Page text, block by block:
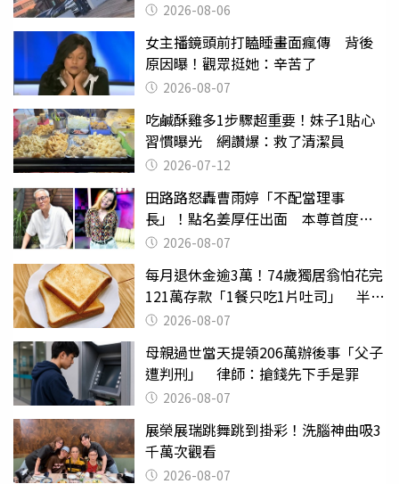
2026-08-06
女主播鏡頭前打瞌睡畫面瘋傳 背後
原因曝！觀眾挺她：辛苦了
2026-08-07
吃鹹酥雞多1步驟超重要！妹子1貼心
習慣曝光 網讚爆：救了清潔員
2026-07-12
田路路怒轟曹雨婷「不配當理事
長」！點名姜厚任出面 本尊首度回
應了2026-08-07
每月退休金逾3萬！74歲獨居翁怕花完
121萬存款「1餐只吃1片吐司」 半年
後暴瘦嚇壞女兒
2026-08-07
母親過世當天提領206萬辦後事「父子
遭判刑」 律師：搶錢先下手是罪
2026-08-07
展榮展瑞跳舞跳到掛彩！洗腦神曲吸3
千萬次觀看
2026-08-07